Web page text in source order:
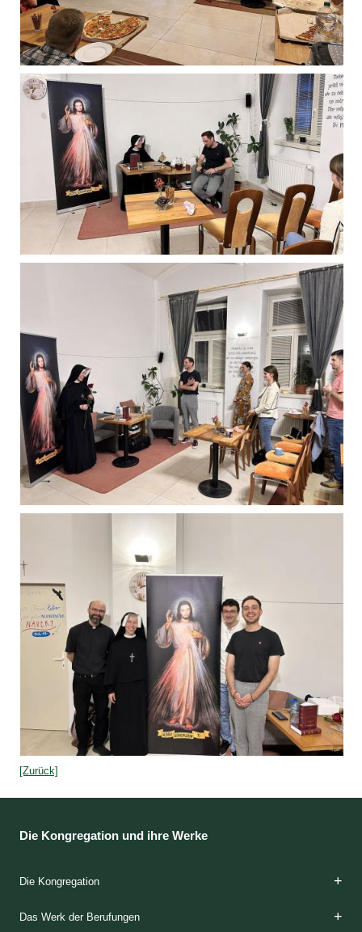
[Zurück]
Die Kongregation und ihre Werke
Die Kongregation
Die Gründerinnen
Das Charisma
Die Spiritualität
Die Etappen der Ausbildung
Die Klöster
Das Apostolat
Die Häuser der Barmherzigkeit
Die Geschichte
Das Werk der Berufungen